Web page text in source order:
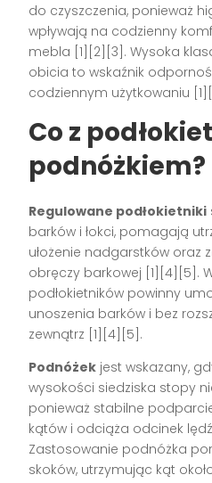
do czyszczenia, ponieważ
wpływają na codzienny
mebla [1][2][3]. Wysoka
obicia to wskaźnik
codziennym użytkowaniu
Co z
podnóżkiem?
Regulowane podłokietniki
barków i łokci, pomagają
ułożenie nadgarstków oraz
obręczy barkowej [1][4][5].
podłokietników powinny
unoszenia barków i bez
zewnątrz [1][4][5].
Podnóżek jest wskazany,
wysokości siedziska stopy
ponieważ stabilne
kątów i odciąża odcinek
Zastosowanie podnóżka
skoków, utrzymując kąt